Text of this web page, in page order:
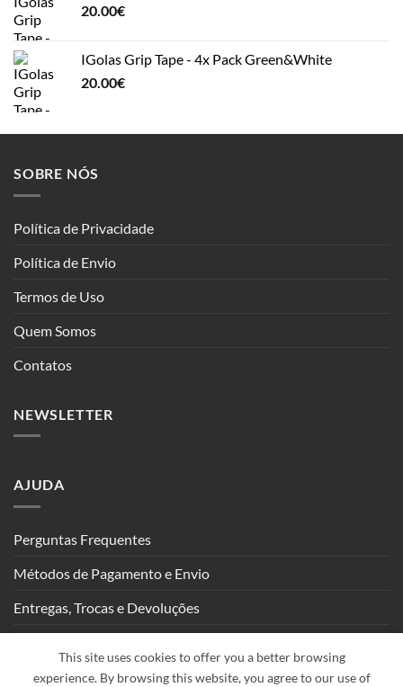
20.00€
IGolas Grip Tape - 4x Pack Green&White
20.00€
SOBRE NÓS
Política de Privacidade
Política de Envio
Termos de Uso
Quem Somos
Contatos
NEWSLETTER
AJUDA
Perguntas Frequentes
Métodos de Pagamento e Envio
Entregas, Trocas e Devoluções
This site uses cookies to offer you a better browsing
experience. By browsing this website, you agree to our use of